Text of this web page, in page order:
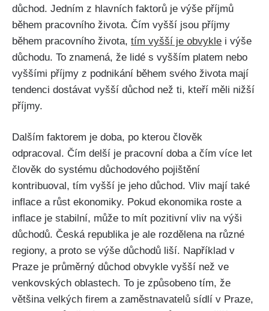
důchod. Jedním z hlavních faktorů je výše příjmů
během pracovního života. Čím vyšší jsou příjmy
během pracovního života, tím vyšší je obvykle i výše
důchodu. To znamená, že lidé s vyšším platem nebo
vyššími příjmy z podnikání během svého života mají
tendenci dostávat vyšší důchod než ti, kteří měli nižší
příjmy.
Dalším faktorem je doba, po kterou člověk
odpracoval. Čím delší je pracovní doba a čím více let
člověk do systému důchodového pojištění
kontribuoval, tím vyšší je jeho důchod. Vliv mají také
inflace a růst ekonomiky. Pokud ekonomika roste a
inflace je stabilní, může to mít pozitivní vliv na výši
důchodů. Česká republika je ale rozdělena na různé
regiony, a proto se výše důchodů liší. Například v
Praze je průměrný důchod obvykle vyšší než ve
venkovských oblastech. To je způsobeno tím, že
většina velkých firem a zaměstnavatelů sídlí v Praze,